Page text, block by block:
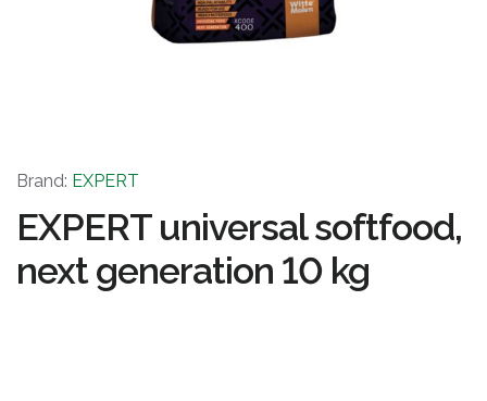
Brand: EXPERT
EXPERT universal softfood,
next generation 10 kg